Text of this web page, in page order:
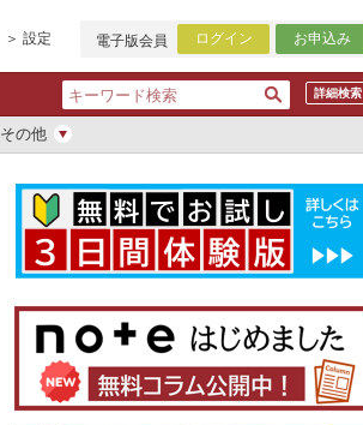
設定 電子版会員 ログイン お申込み
詳細検索
その他